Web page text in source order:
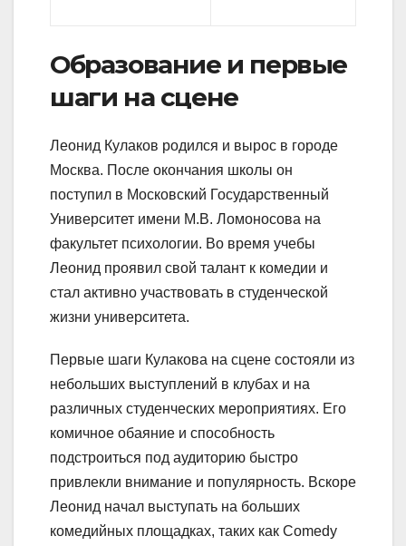
Образование и первые
шаги на сцене
Леонид Кулаков родился и вырос в городе
Москва. После окончания школы он
поступил в Московский Государственный
Университет имени М.В. Ломоносова на
факультет психологии. Во время учебы
Леонид проявил свой талант к комедии и
стал активно участвовать в студенческой
жизни университета.
Первые шаги Кулакова на сцене состояли из
небольших выступлений в клубах и на
различных студенческих мероприятиях. Его
комичное обаяние и способность
подстроиться под аудиторию быстро
привлекли внимание и популярность. Вскоре
Леонид начал выступать на больших
комедийных площадках, таких как Comedy